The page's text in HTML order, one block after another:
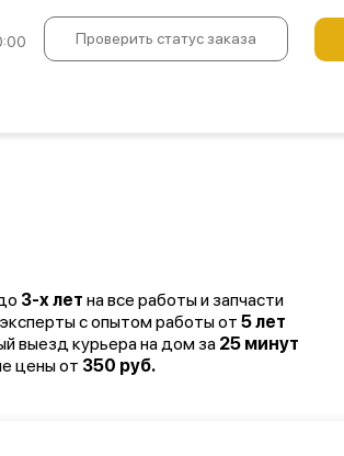
Проверить статус заказа
3-х лет на все работы и запчасти
с опытом работы от 5 лет
выезд курьера на дом за 25 минут
цены от 350 руб.